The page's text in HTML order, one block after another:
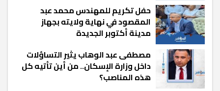
حفل تكريم للمهندس محمد عبد
المقصود في نهاية ولايته بجهاز
مدينة أكتوبر الجديدة
مصطفى عبد الوهاب يثير التساؤلات
داخل وزارة الإسكان.. من أين تأتيه كل
هذه المناصب؟